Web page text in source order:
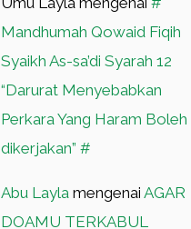
Mandhumah Qowaid Fiqih
Syaikh As-sa’di Syarah 12
“Darurat Menyebabkan
Perkara Yang Haram Boleh
dikerjakan” #
Abu Layla mengenai AGAR
DOAMU TERKABUL